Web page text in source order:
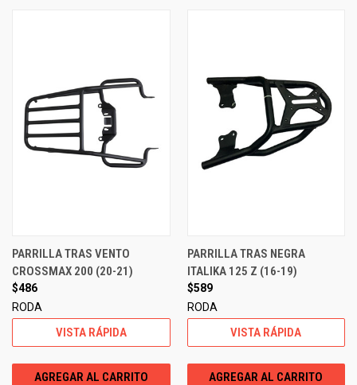
PARRILLA TRAS VENTO
CROSSMAX 200 (20-21)
$486
RODA
VISTA RÁPIDA
AGREGAR AL CARRITO
PARRILLA TRAS NEGRA
ITALIKA 125 Z (16-19)
$589
RODA
VISTA RÁPIDA
AGREGAR AL CARRITO